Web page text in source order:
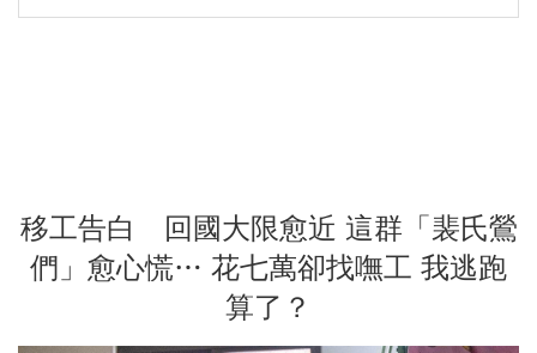
移工告白 回國大限愈近 這群「裴氏鶯
們」愈心慌… 花七萬卻找嘸工 我逃跑
算了？